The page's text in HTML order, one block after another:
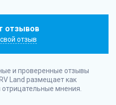
отзывов
отзыв
и проверенные отзывы
RV Land размещает как
мнения.